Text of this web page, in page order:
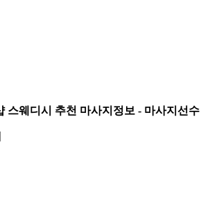
스웨디시 추천 마사지정보 - 마사지선수